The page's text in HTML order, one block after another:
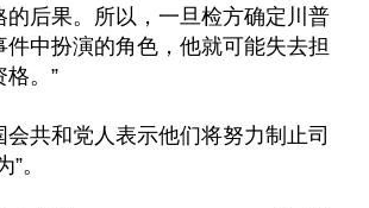
的后果。所以，一旦检方确定川普
件中扮演的角色，他就可能失去担
。”
会共和党人表示他们将努力制止司
。